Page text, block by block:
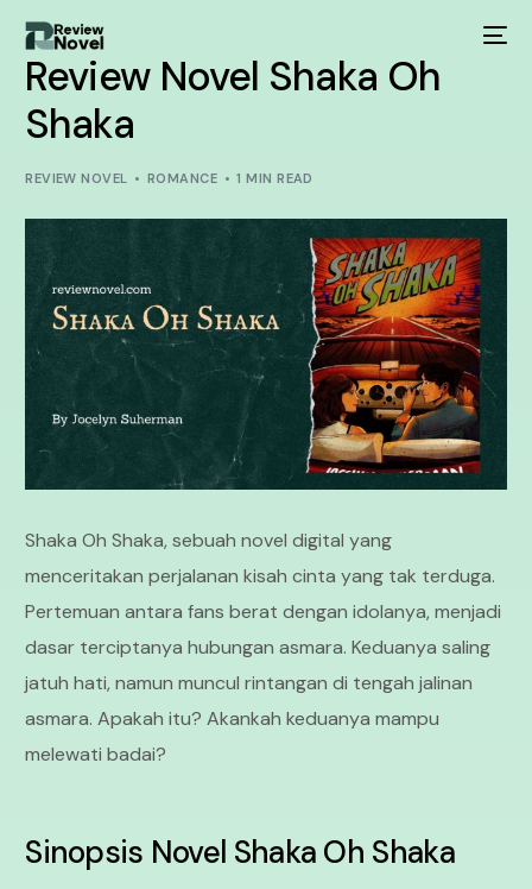
Review Novel Shaka Oh
Shaka
REVIEW NOVEL ROMANCE 1 MIN READ
Shaka Oh Shaka, sebuah novel digital yang
menceritakan perjalanan kisah cinta yang tak terduga.
Pertemuan antara fans berat dengan idolanya, menjadi
dasar terciptanya hubungan asmara. Keduanya saling
jatuh hati, namun muncul rintangan di tengah jalinan
asmara. Apakah itu? Akankah keduanya mampu
melewati badai?
Sinopsis Novel Shaka Oh Shaka